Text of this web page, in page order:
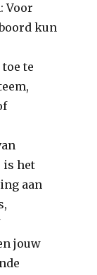
Voor
kun
te
is het
aan
jouw